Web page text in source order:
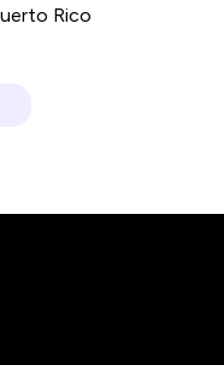
Rico